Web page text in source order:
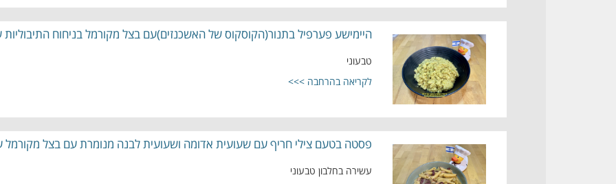
היימישע פערפיל בתנור(הקוסקוס של האשכנזים)עם בצל מקורמל בניחוח
טבעוני
לקריאה בהרחבה >>>
פסטה בטעם צילי חריף עם שעועית אדומה ושעועית לבנה מנומרת עם בצל מקורמל
עשירה בחלבון טבעוני